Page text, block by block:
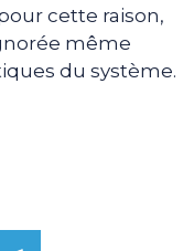
cette raison,
même
du système.